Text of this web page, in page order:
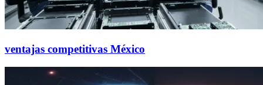
ventajas competitivas México